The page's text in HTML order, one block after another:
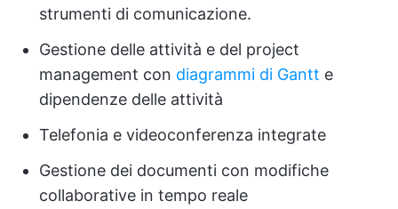
strumenti di comunicazione.
Gestione delle attività e del project
management con diagrammi di Gantt e
dipendenze delle attività
Telefonia e videoconferenza integrate
Gestione dei documenti con modifiche
collaborative in tempo reale